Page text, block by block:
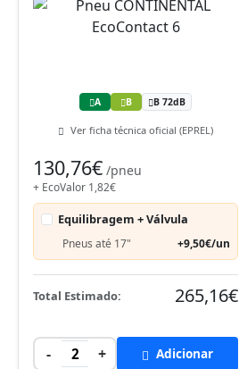
A B B 72dB
Ver ficha técnica oficial (EPREL)
130,76€ /pneu
+ EcoValor 1,82€
Equilibragem + Válvula
Pneus até 17" +9,50€/un
Total Estimado: 265,16€
- 2 + Adicionar